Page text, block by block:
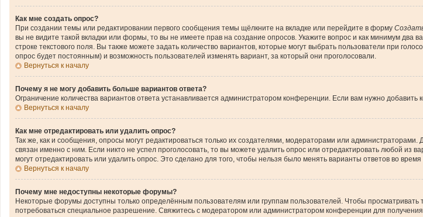
Как мне создать опрос?
При создании темы или редактировании первого сообщения темы щёлкните на вкладке или перейдите в форму
вы не видите такой вкладки или формы, то вы не имеете прав на создание опросов. Укажите вопрос и как минимум два
строке текстового поля. Вы также можете задать количество вариантов, которые могут выбрать пользователи при
опрос будет постоянным) и возможность пользователей изменять вариант, за который они проголосовали.
Вернуться к началу
Почему я не могу добавить больше вариантов ответа?
Ограничение количества вариантов ответа устанавливается администратором конференции. Если вам нужно
Вернуться к началу
Как мне отредактировать или удалить опрос?
Так же, как и сообщения, опросы могут редактироваться только их создателями, модераторами или
связан именно с ним. Если никто не успел проголосовать, то вы можете удалить опрос или отредактировать любой из
могут отредактировать или удалить опрос. Это сделано для того, чтобы нельзя было менять варианты ответов во время
Вернуться к началу
Почему мне недоступны некоторые форумы?
Некоторые форумы доступны только определённым пользователям или группам пользователей. Чтобы
потребоваться специальное разрешение. Свяжитесь с модератором или администратором конференции для получения